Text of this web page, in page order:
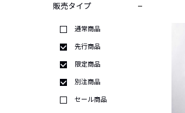
販売タイプ
通常商品
先行商品
限定商品
別注商品
セール商品